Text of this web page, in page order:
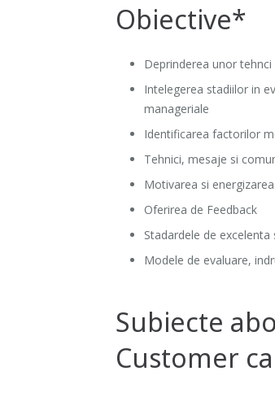
Obiective*
Deprinderea unor
Intelegerea stadiilor in
manageriale
Identificarea factorilor
Tehnici, mesaje si
Motivarea si
Oferirea de Feedback
Stadardele de
Modele de evaluare,
Subiecte
Customer